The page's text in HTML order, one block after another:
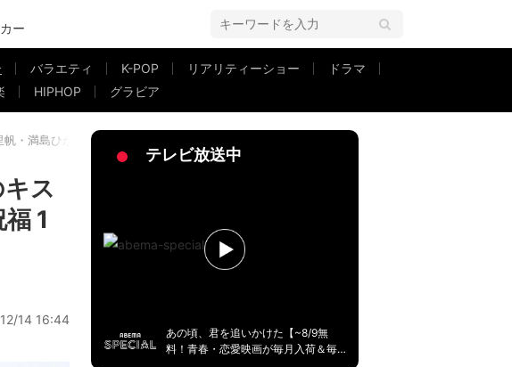
ー
バラエティ K-POP リアリティーショー
ドラマ
HIPHOP グラビア
・満島ひかりら役者仲間も祝福
ス
1
14 16:44
テレビ放送中
あの頃、君を追いかけた【~8/9無
料！青春・恋愛映画が毎月入荷＆毎